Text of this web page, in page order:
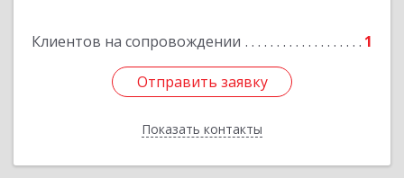
Клиентов на сопровождении 1
Отправить заявку
Показать контакты
Отправить заявку
Назад